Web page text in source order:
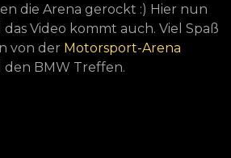
die Arena gerockt :) Hier nun
Video kommt auch. Viel Spaß
von der Motorsport-Arena
den BMW Treffen.